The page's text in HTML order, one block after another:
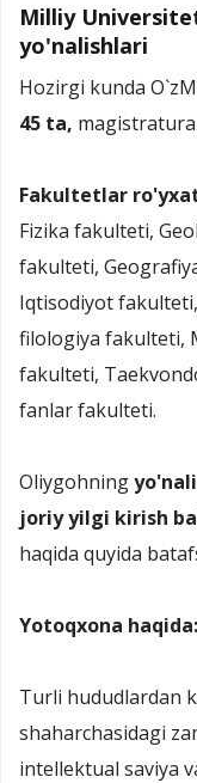
Milliy
yo'nalishlari
Hozirgi kunda
45 ta,
Fakultetlar
Fizika fakulteti,
fakulteti,
Iqtisodiyot
filologiya fakulteti,
fakulteti,
fanlar fakulteti.
Oliygohning
joriy yilgi kirish
haqida quyida
Yotoqxona haqida:
Turli hududlardan
shaharchasidagi
intellektual saviya